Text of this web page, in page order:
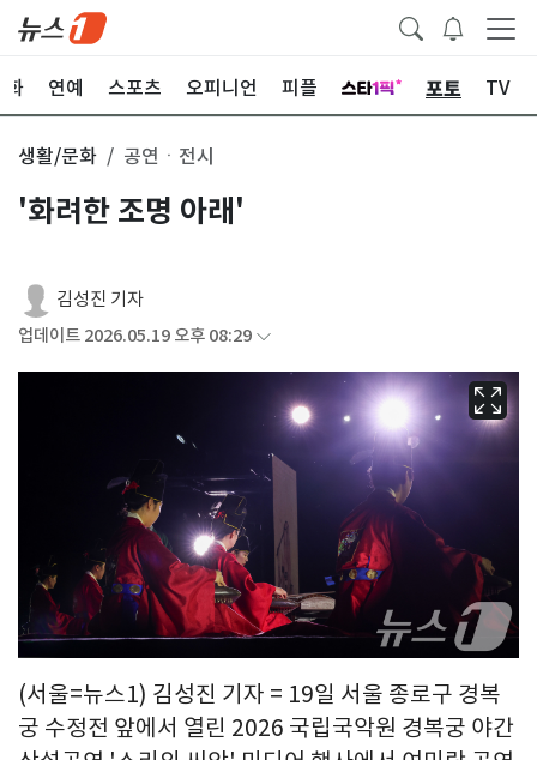
화 연예 스포츠 오피니언 피플 포토 TV
생활/문화 공연ㆍ전시
'화려한 조명 아래'
김성진 기자
업데이트 2026.05.19 오후 08:29
(서울=뉴스1) 김성진 기자 = 19일 서울 종로구 경복
궁 수정전 앞에서 열린 2026 국립국악원 경복궁 야간